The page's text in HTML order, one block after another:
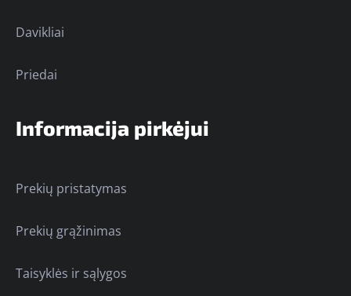
Davikliai
Priedai
Informacija pirkėjui
Prekių pristatymas
Prekių grąžinimas
Taisyklės ir sąlygos